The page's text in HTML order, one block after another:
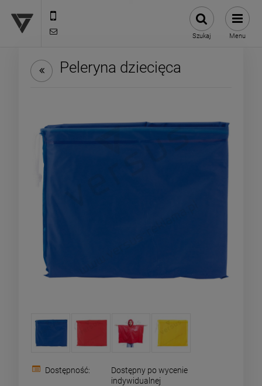
Szukaj Menu
Peleryna dziecięca
Dostępność:
Dostępny po wycenie
indywidualnej